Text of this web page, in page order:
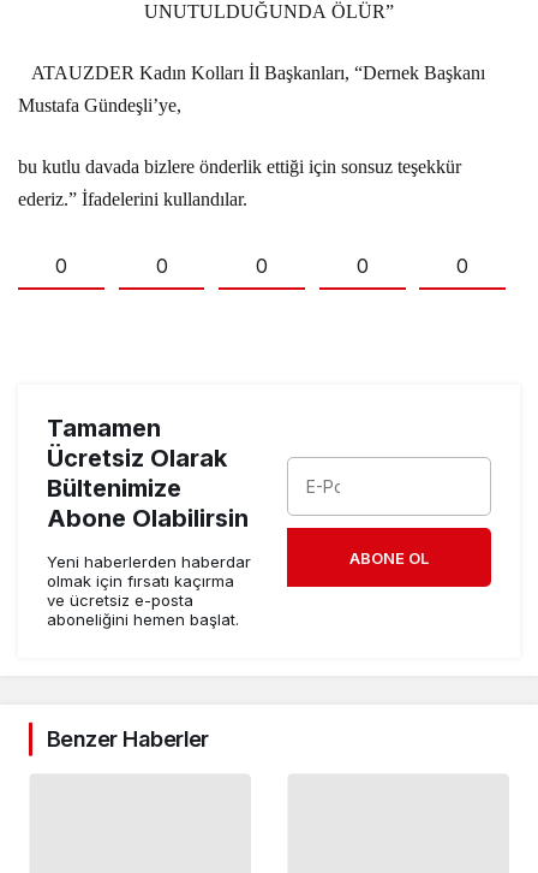
UNUTULDUĞUNDA ÖLÜR”
ATAUZDER Kadın Kolları İl Başkanları, “Dernek Başkanı
Mustafa Gündeşli’ye,
bu kutlu davada bizlere önderlik ettiği için sonsuz teşekkür
ederiz.” İfadelerini kullandılar.
0 0 0 0 0
Tamamen
Ücretsiz Olarak
Bültenimize
Abone Olabilirsin
Yeni haberlerden haberdar
olmak için fırsatı kaçırma
ve ücretsiz e-posta
aboneliğini hemen başlat.
ABONE OL
Benzer Haberler